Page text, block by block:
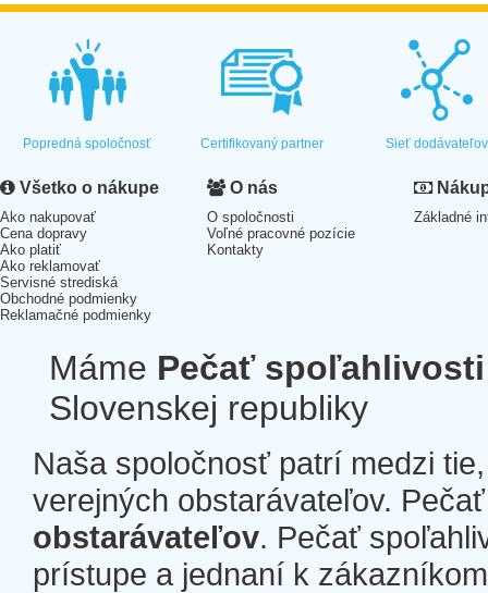
Popredná spoločnosť Certifikovaný partner Sieť dodávateľov
Všetko o nákupe
Ako nakupovať
Cena dopravy
Ako platiť
Ako reklamovať
Servisné strediská
Obchodné podmienky
Reklamačné podmienky
O nás
O spoločnosti
Voľné pracovné pozície
Kontakty
Základné
Máme Pečať spoľahlivosti
Slovenskej republiky
Naša spoločnosť patrí medzi
verejných obstarávateľov.
obstarávateľov. Pečať
prístupe a jednaní k